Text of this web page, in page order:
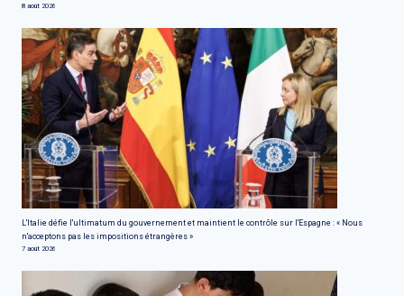
8 août 2026
L'Italie défie l'ultimatum du gouvernement et maintient le contrôle sur l'Espagne : « Nous
n'acceptons pas les impositions étrangères »
7 août 2026